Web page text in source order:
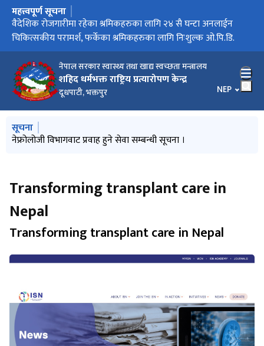
नेपाल सरकार स्वास्थ्य तथा खाद्य स्वच्छता मन्त्रालय
शहिद धर्मभक्त राष्ट्रिय प्रत्यारोपण केन्द्र
दूधपाटी, भक्तपुर भाषा चयन
NEP
मुख्य नेभिगेसनमा जानुहोस्
महत्त्वपूर्ण सूचना
आइतबार बिदा सम्बन्धी सूचना
वैदेशिक रोजगारीमा रहेका श्रमिकहरुका लागि २४ सै घन्टा अनलाईन
चिकित्सकीय परामर्श, फर्केका श्रमिकहरुका लागि निःशुल्क ओ.पि.डि.
विश्व मिर्गौला दिवसको अवसरमा शहीद धर्मभक्त राष्ट्रिय प्रत्यारोपण
केन्द्रद्वारा ‘मिर्गौला पद यात्रा’
वर्षमा एक पटक भए पनि मिर्गौला जाँच गराऔँ” स् स्वास्थ्य मन्त्री शर्मा
नेपालमा पहिलो पटक मस्तिष्क मृत व्यक्तिबाट प्राप्त मृगौला र कलेजोे एकै
व्यक्तिमा सफलतापूर्वक प्रत्यारोपण !!
मुख्य नेभिगेसनमा जानुहोस्
सूचना
बाल मृगौला रोग (Pediatric Nephrology) ओ.पि.डि. सेवा सूचारु गर्ने
नेफ्रोलोजी विभागवाट प्रवाह हुने सेवा सम्बन्धी सूचना ।
ट्रान्सप्लान्ट कोर्डिनेटर (छैठौं तह) को अन्तिम नतिजा प्रकाशन सम्बन्धी
स्टाफ नर्स (पाँचौं तह) को अन्तिम नतिजा प्रकाशन सम्बन्धी सूचना
रेडियोग्राफर (पाँचौं तह) को अन्तिम नतिजा प्रकाशन सम्बन्धी सूचना
Transforming transplant care in
Nepal
Transforming transplant care in Nepal